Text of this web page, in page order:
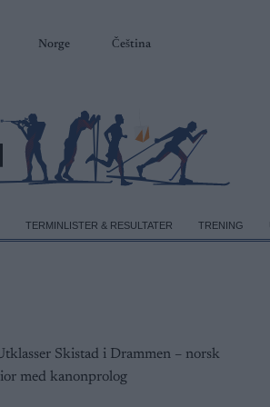
Norge Čeština
TERMINLISTER & RESULTATER TRENING